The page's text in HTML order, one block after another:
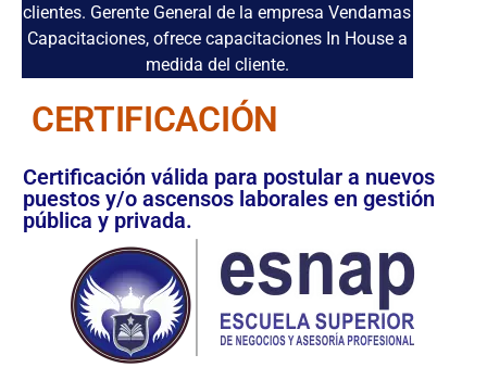
clientes. Gerente General de la empresa Vendamas
Capacitaciones, ofrece capacitaciones In House a
medida del cliente.
CERTIFICACIÓN
Certificación válida para postular a nuevos
puestos y/o ascensos laborales en gestión
pública y privada.